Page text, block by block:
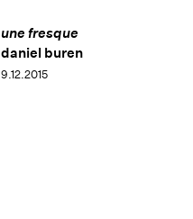
une fresque
daniel buren
9.12.2015